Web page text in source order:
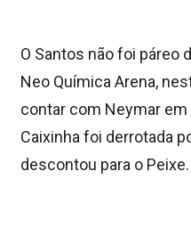
O Santos não foi páreo
Neo Química Arena,
contar com Neymar
Caixinha foi derrotada
descontou para o Peixe.